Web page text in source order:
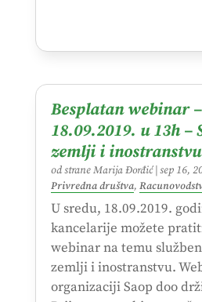
Besplatan webinar
18.09.2019. u 13h –
zemlji i inostranstvu
od straneMarija Đorđić| sep 16,
Privredna društva,
U sredu, 18.09.2019.
kancelarije možete
webinar na temu
zemlji i inostranstvu.
organizaciji Saop doo